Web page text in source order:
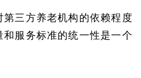
三方养老机构的依赖程度
服务标准的统一性是一个